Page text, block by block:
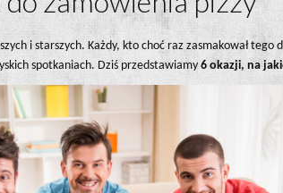
i starszych. Każdy, kto choć raz zasmakował
spotkaniach. Dziś przedstawiamy6 okazji, na